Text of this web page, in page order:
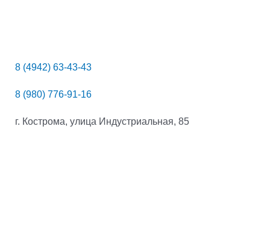
8 (4942) 63-43-43
8 (980) 776-91-16
г. Кострома, улица Индустриальная, 85